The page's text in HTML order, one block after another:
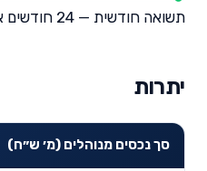
תשואה חודשית — 24 חודשים אחרונים
יתרות
סך נכסים מנוהלים (מ׳ ש״ח)